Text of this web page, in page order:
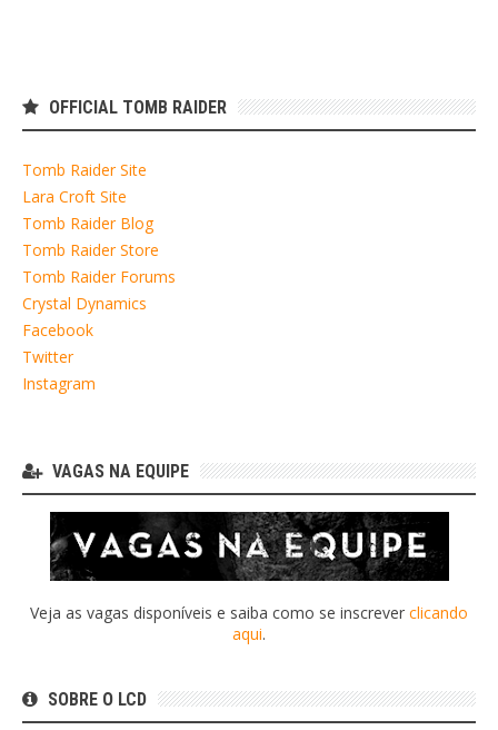
OFFICIAL TOMB RAIDER
Tomb Raider Site
Lara Croft Site
Tomb Raider Blog
Tomb Raider Store
Tomb Raider Forums
Crystal Dynamics
Facebook
Twitter
Instagram
VAGAS NA EQUIPE
Veja as vagas disponíveis e saiba como se inscrever clicando
aqui.
SOBRE O LCD